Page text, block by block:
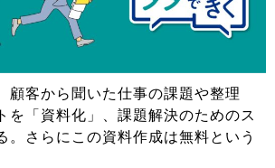
顧客から聞いた仕事の課題や整理
を「資料化」、課題解決のためのス
。さらにこの資料作成は無料という